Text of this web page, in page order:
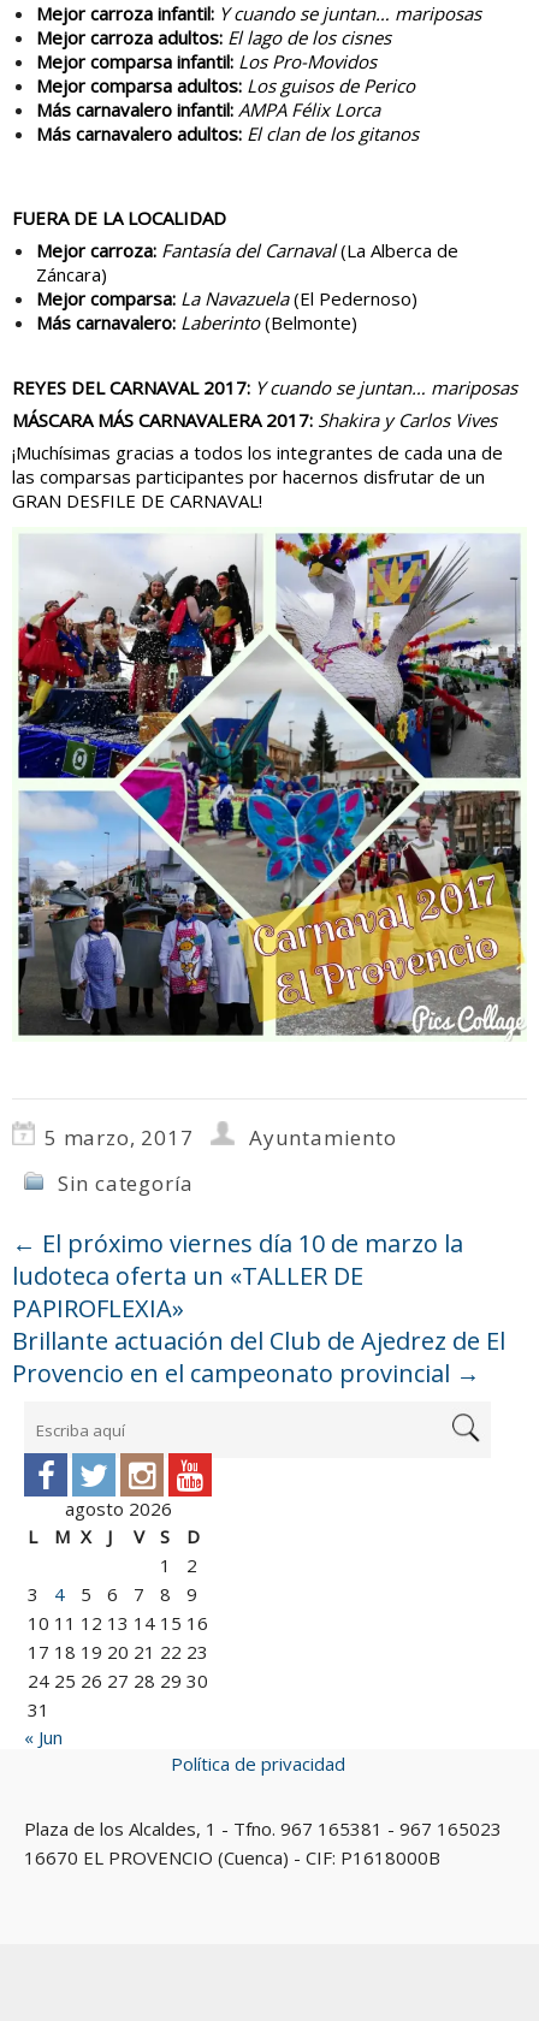
Mejor carroza infantil: Y cuando se juntan… mariposas
Mejor carroza adultos: El lago de los cisnes
Mejor comparsa infantil: Los Pro-Movidos
Mejor comparsa adultos: Los guisos de Perico
Más carnavalero infantil: AMPA Félix Lorca
Más carnavalero adultos: El clan de los gitanos
FUERA DE LA LOCALIDAD
Mejor carroza: Fantasía del Carnaval(La Alberca de
Záncara)
Mejor comparsa: La Navazuela(El Pedernoso)
Más carnavalero: Laberinto(Belmonte)
REYES DEL CARNAVAL 2017: Y cuando se juntan… mariposas
MÁSCARA MÁS CARNAVALERA 2017: Shakira y Carlos Vives
¡Muchísimas gracias a todos los integrantes de cada una de
las comparsas participantes por hacernos disfrutar de un
GRAN DESFILE DE CARNAVAL!
5 marzo, 2017
Ayuntamiento
Sin categoría
← El próximo viernes día 10 de marzo la
ludoteca oferta un «TALLER DE
PAPIROFLEXIA»
Brillante actuación del Club de Ajedrez de El
Provencio en el campeonato provincial →
agosto 2026
L
M X J V S
D
1
2
3
4 5 6 7 8
9
10 11 12 13 14 15 16
17 18 19 20 21 22 23
24 25 26 27 28 29 30
31
« Jun
Política de privacidad
Plaza de los Alcaldes, 1 - Tfno. 967 165381 - 967 165023
16670 EL PROVENCIO (Cuenca) - CIF: P1618000B